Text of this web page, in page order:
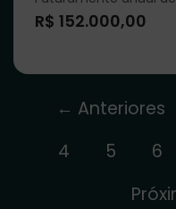
R$ 152.000,00
← Anteriores
4
5 6